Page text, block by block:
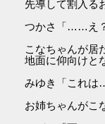
先導して割入る
つかさ「……え
こなちゃんが居
地面に仰向けと
みゆき「これは
お姉ちゃんがこ